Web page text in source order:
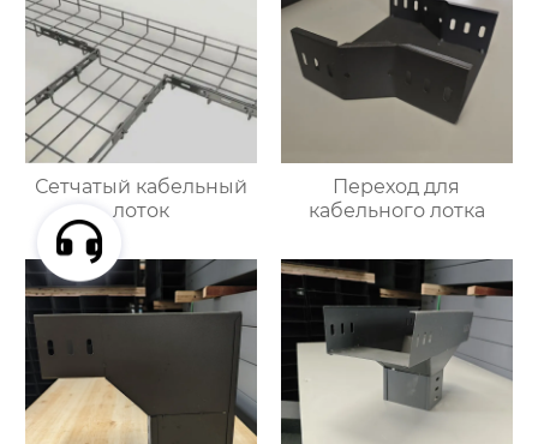
Сетчатый кабельный
лоток
Переход для
кабельного лотка